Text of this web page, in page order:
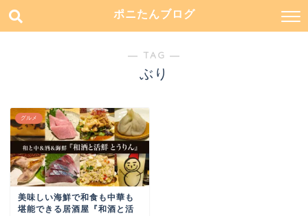
ポニたんブログ
― TAG ―
ぶり
グルメ
美味しい海鮮で和食も中華も
堪能できる居酒屋『和酒と活